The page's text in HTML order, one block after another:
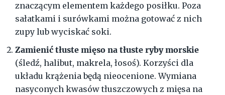
znaczącym elementem każdego posiłku. Poza
sałatkami i surówkami można gotować z nich
zupy lub wyciskać soki.
Zamienić tłuste mięso na tłuste ryby morskie
(śledź, halibut, makrela, łosoś). Korzyści dla
układu krążenia będą nieocenione. Wymiana
nasyconych kwasów tłuszczowych z mięsa na